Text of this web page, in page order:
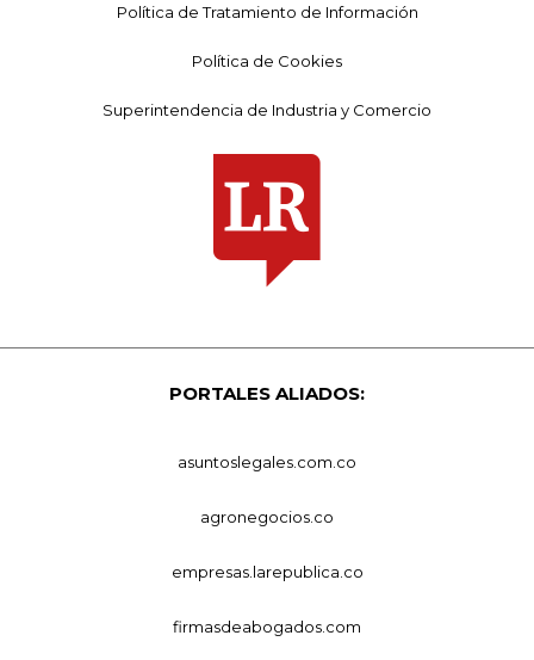
Política de Tratamiento de Información
Política de Cookies
Superintendencia de Industria y Comercio
PORTALES ALIADOS:
asuntoslegales.com.co
agronegocios.co
empresas.larepublica.co
firmasdeabogados.com